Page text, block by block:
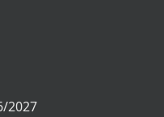
2027